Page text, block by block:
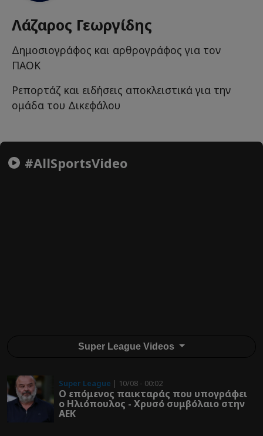
Λάζαρος Γεωργίδης
Δημοσιογράφος και αρθρογράφος για τον
ΠΑΟΚ
Ρεπορτάζ και ειδήσεις αποκλειστικά για την
ομάδα του Δικεφάλου
#AllSportsVideo
Super League Videos
Super League | 10/08 - 00:02
Ο επόμενος παικταράς που υπογράφει
ο Ηλιόπουλος - Χρυσό συμβόλαιο στην
ΑΕΚ